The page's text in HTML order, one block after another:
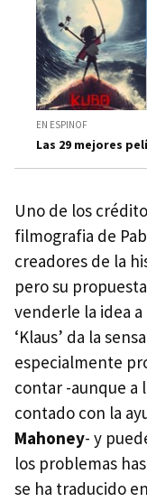
EN ESPINOF
Las 29 mejores
Uno de los
filmografia de
creadores de la
pero su
venderle la idea
‘Klaus’ da la
especialmente
contar -aunque a
contado con la
Mahoney- y
los problemas
se ha traducido